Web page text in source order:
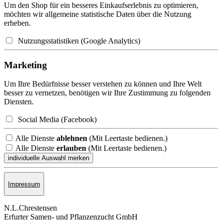
Um den Shop für ein besseres Einkaufserlebnis zu optimieren,
möchten wir allgemeine statistische Daten über die Nutzung
erheben.
Nutzungsstatistiken (Google Analytics)
Marketing
Um Ihre Bedürfnisse besser verstehen zu können und Ihre Welt
besser zu vernetzen, benötigen wir Ihre Zustimmung zu folgenden
Diensten.
Social Media (Facebook)
Alle Dienste ablehnen (Mit Leertaste bedienen.)
Alle Dienste erlauben (Mit Leertaste bedienen.)
Impressum
N.L.Chrestensen
Erfurter Samen- und Pflanzen­zucht GmbH